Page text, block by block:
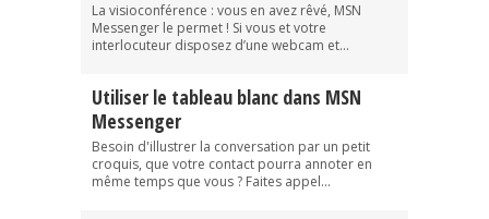
La visioconférence : vous en avez rêvé, MSN
Messenger le permet ! Si vous et votre
interlocuteur disposez d’une webcam et...
Utiliser le tableau blanc dans MSN
Messenger
Besoin d'illustrer la conversation par un petit
croquis, que votre contact pourra annoter en
même temps que vous ? Faites appel...